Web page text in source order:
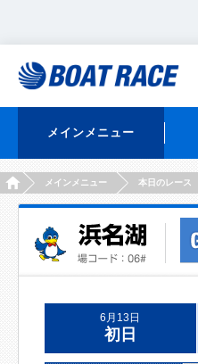
メインメニュー
HOMEメインメニュー 本日のレース
6月13日
初日